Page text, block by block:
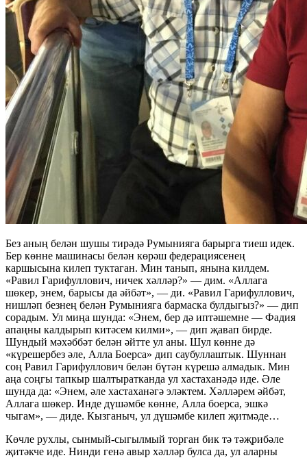
Без аның белән шушы тирәдә Румынияга барырга тиеш идек.
Бер көнне машинасы белән көрәш федерациясенең
каршысына килеп туктаган. Мин танып, янына килдем.
«Равил Гарифуллович, ничек хәлләр?» — дим. «Аллага
шөкер, энем, барысы да әйбәт», — ди. «Равил Гарифуллович,
нишләп безнең белән Румынияга бармаска булдыгыз?» — дип
сорадым. Ул миңа шунда: «Энем, бер дә иптәшемне — Фадия
апаңны калдырып китәсем килми», — дип җавап бирде.
Шундый мәхәббәт белән әйтте ул аны. Шул көнне дә
«күрешербез әле, Алла Боерса» дип саубуллаштык. Шуннан
соң Равил Гарифуллович белән бүтән күрешә алмадык. Мин
аңа соңгы тапкыр шалтыратканда ул хастаханәдә иде. Әле
шунда да: «Энем, әле хастаханәгә эләктем. Хәлләрем әйбәт,
Аллага шөкер. Инде дүшәмбе көнне, Алла боерса, эшкә
чыгам», — диде. Кызганыч, ул дүшәмбе килеп җитмәде…
Көчле рухлы, сынмый-сыгылмый торган бик тә тәҗрибәле
җитәкче иде. Нинди генә авыр хәлләр булса да, ул аларны